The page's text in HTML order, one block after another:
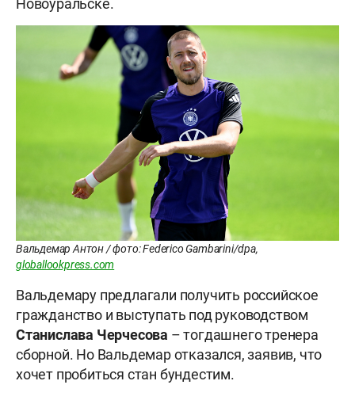
Новоуральске.
Вальдемар Антон / фото: Federico Gambarini/dpa,
globallookpress.com
Вальдемару предлагали получить российское
гражданство и выступать под руководством
Станислава Черчесова – тогдашнего тренера
сборной. Но Вальдемар отказался, заявив, что
хочет пробиться стан бундестим.